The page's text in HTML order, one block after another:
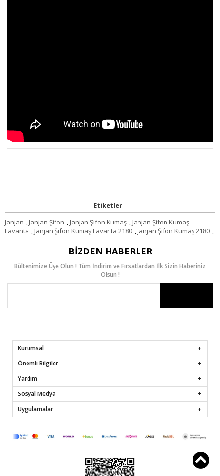
Etiketler
Janjan ,Janjan Şifon ,Janjan Şifon Kumaş ,Janjan Şifon Kumaş
Lavanta ,Janjan Şifon Kumaş Lavanta 2180 ,Janjan Şifon Kumaş 2180 ,
BIZDEN HABERLER
Bültenimize Üye Olun ! Tüm İndirim ve Fırsatlardan İlk Sizin Haberiniz
Olsun !
Kurumsal
Önemli Bilgiler
Yardım
Sosyal Medya
Uygulamalar